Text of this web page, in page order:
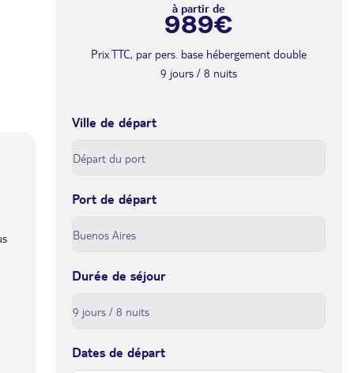
à partir de
989€
Prix TTC, par pers. base hébergement double
9 jours / 8 nuits
Ville de départ
Port de départ
Durée de séjour
Dates de départ